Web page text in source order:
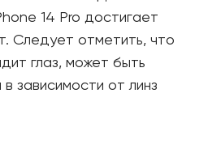
14 Pro достигает
Следует отметить, что
глаз, может быть
зависимости от линз